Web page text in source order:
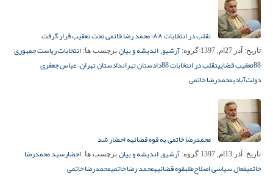
تقلب در انتخابات ۸۸؛ محمد رضا خاتمی تحت تعقیب قرار گرفت
تاریخ: آذر 27ام, 1397 گروه: آرشیو, اندیشه و بیان برچسب ها: انتخابات ریاست جمهوری
88تعقیب قضاییتقلب در انتخابات 88 دادستان تهراندادستان تهران، عباس جعفری
دولت‌آبادیمحمدرضا خاتمی
محمدرضا خاتمی به قوه قضائیه احضار شد
تاریخ: آذر 13ام, 1397 گروه: آرشیو, اندیشه و بیان برچسب ها: احضارسید محمدرضا
خاتمیفعال سیاسی اصلاح‌طلبقوه قضائیهمحمد رضا خاتمیمحمدرضا خاتمی